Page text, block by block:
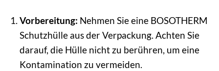
Vorbereitung: Nehmen Sie eine BOSOTHERM
Schutzhülle aus der Verpackung. Achten Sie
darauf, die Hülle nicht zu berühren, um eine
Kontamination zu vermeiden.